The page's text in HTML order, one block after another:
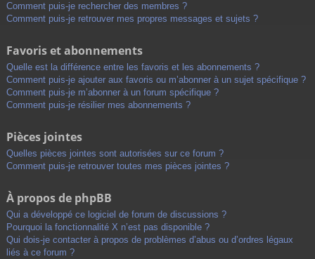
Comment puis-je rechercher des membres ?
Comment puis-je retrouver mes propres messages et sujets ?
Favoris et abonnements
Quelle est la différence entre les favoris et les abonnements ?
Comment puis-je ajouter aux favoris ou m’abonner à un sujet spécifique ?
Comment puis-je m’abonner à un forum spécifique ?
Comment puis-je résilier mes abonnements ?
Pièces jointes
Quelles pièces jointes sont autorisées sur ce forum ?
Comment puis-je retrouver toutes mes pièces jointes ?
À propos de phpBB
Qui a développé ce logiciel de forum de discussions ?
Pourquoi la fonctionnalité X n’est pas disponible ?
Qui dois-je contacter à propos de problèmes d’abus ou d’ordres légaux
liés à ce forum ?